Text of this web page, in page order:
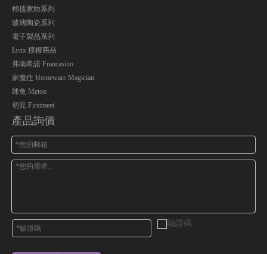
棉毯家紡系列
玻璃陶瓷系列
電子製品系列
Lynx 授權商品
弗南希諾 Francasino
家魔仕 Homeware Magician
咪兔 Metoo
初見 Firstmeet
產品詢價